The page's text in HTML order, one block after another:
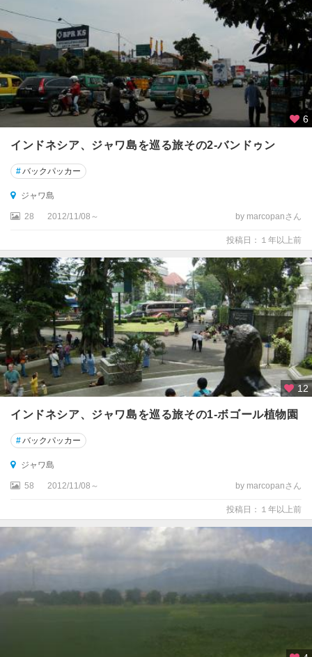
6
インドネシア、ジャワ島を巡る旅その2-バンドゥン
#バックパッカー
ジャワ島
28 2012/11/08～ by marcopanさん
投稿日：１年以上前
12
インドネシア、ジャワ島を巡る旅その1-ボゴール植物園
#バックパッカー
ジャワ島
58 2012/11/08～ by marcopanさん
投稿日：１年以上前